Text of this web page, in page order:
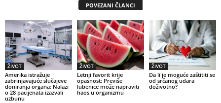
POVEZANI ČLANCI
ŽIVOT
Amerika istražuje
zabrinjavajuće slučajeve
doniranja organa: Nalazi
o 28 pacijenata izazvali
uzbunu
ŽIVOT
Letnji favorit krije
opasnost: Previše
lubenice može napraviti
haos u organizmu
ŽIVOT
Da li je moguće zaštititi se
od srčanog udara
doživotno?